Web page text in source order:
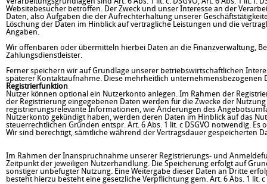
Websitebesucher betroffen. Der Zweck und unser Interesse an der
Daten, also Aufgaben die der Aufrechterhaltung unserer
Löschung der Daten im Hinblick auf vertragliche Leistungen und die
Angaben.
Wir offenbaren oder übermitteln hierbei Daten an die Finanzverwaltung,
Zahlungsdienstleister.
Ferner speichern wir auf Grundlage unserer betriebswirtschaftlichen
späterer Kontaktaufnahme. Diese mehrheitlich unternehmensbezogenen
Registrierfunktion
Nutzer können optional ein Nutzerkonto anlegen. Im Rahmen der
der Registrierung eingegebenen Daten werden für die Zwecke der
registrierungsrelevante Informationen, wie Änderungen des
Nutzerkonto gekündigt haben, werden deren Daten im Hinblick auf das
steuerrechtlichen Gründen entspr. Art. 6 Abs. 1 lit. c DSGVO notwendig.
Wir sind berechtigt, sämtliche während der Vertragsdauer gespeicherten
Im Rahmen der Inanspruchnahme unserer Registrierungs- und
Zeitpunkt der jeweiligen Nutzerhandlung. Die Speicherung erfolgt auf
sonstiger unbefugter Nutzung. Eine Weitergabe dieser Daten an Dritte
besteht hierzu besteht eine gesetzliche Verpflichtung gem. Art. 6 Abs. 1 lit.